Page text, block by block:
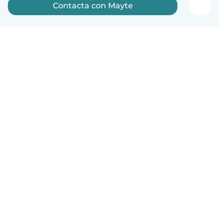
Contacta con Mayte